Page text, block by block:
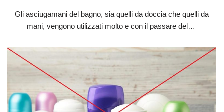
Gli asciugamani del bagno, sia quelli da doccia che quelli da
mani, vengono utilizzati molto e con il passare del…